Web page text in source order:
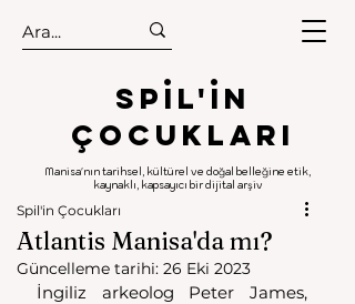
.
.
Spıl'in
Çocukları
Manisa'nın tarihsel, kültürel ve doğal belleğine etik,
kaynaklı, kapsayıcı bir dijital arşiv
Atlantis Manisa'da mı?
Spil'in Çocukları
Güncelleme tarihi: 26 Eki 2023
İngiliz arkeolog Peter James,